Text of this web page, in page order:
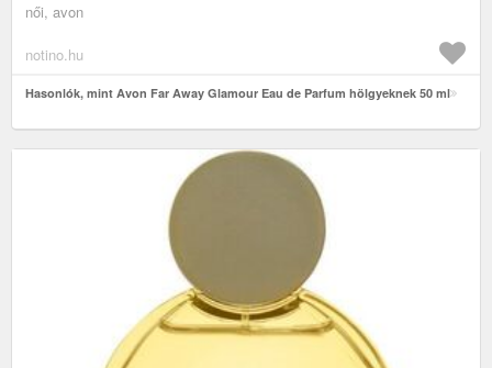
női, avon
notino.hu
Hasonlók, mint Avon Far Away Glamour Eau de Parfum hölgyeknek 50 ml